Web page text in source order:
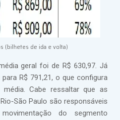
(bilhetes de ida e volta)
geral foi de R$ 630,97. Já
R$ 791,21, o que configura
Cabe ressaltar que as
São Paulo são responsáveis
do segmento